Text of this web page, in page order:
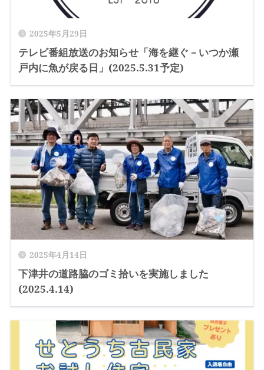
2025年5月29日
テレビ番組放送のお知らせ「海を継ぐ－いつか瀬
戸内に魚が戻る日」(2025.5.31予定)
2025年4月14日
下津井の道路脇のゴミ拾いを実施しました
(2025.4.14)